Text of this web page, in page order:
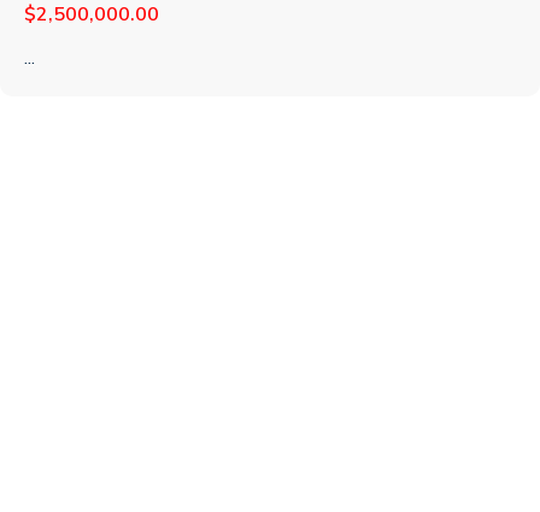
$2,500,000.00
...